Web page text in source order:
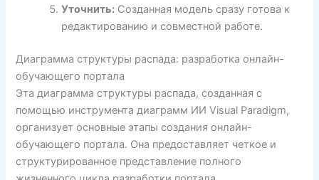
Уточнить: Созданная модель сразу готова к
редактированию и совместной работе.
Диаграмма структуры распада: разработка онлайн-
обучающего портала
Эта диаграмма структуры распада, созданная с
помощью инструмента диаграмм ИИ Visual Paradigm,
организует основные этапы создания онлайн-
обучающего портала. Она предоставляет четкое и
структурированное представление полного